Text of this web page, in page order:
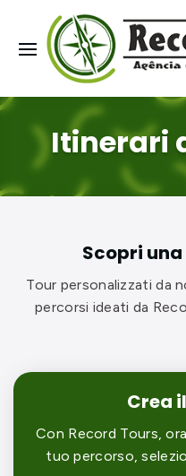
Itinerari
Scopri
Tour personalizzati da
percorsi ideati da
Crea
Con Record Tours,
tuo percorso,